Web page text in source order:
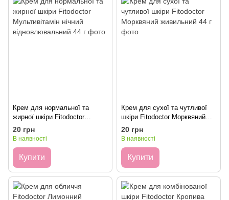
Крем для нормальної та
жирної шкіри Fitodoctor
Мультивітамін нічний
відновлювальний 44 г
20 грн
В наявності
Купити
Крем для сухої та чутливої
шкіри Fitodoctor Морквяний
живильний 44 г
20 грн
В наявності
Купити